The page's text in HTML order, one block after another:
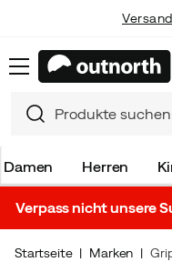
Damen Herren
Verpass nicht unsere
Startseite Marken